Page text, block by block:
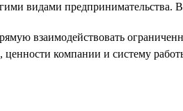
видами предпринимательства.
взаимодействовать
компании и систему